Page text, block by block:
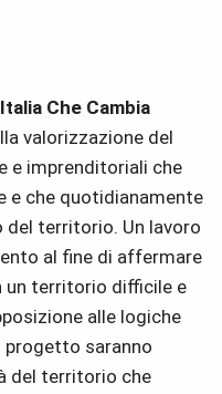
Che Cambia
valorizzazione del
e imprenditoriali che
e che quotidianamente
territorio. Un lavoro
al fine di affermare
un territorio difficile e
alle logiche
progetto saranno
del territorio che